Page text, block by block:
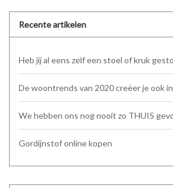
Recente artikelen
Heb jij al eens zelf een stoel of kruk
De woontrends van 2020 creëer je ook
We hebben ons nog nooit zo THUIS
Gordijnstof online kopen